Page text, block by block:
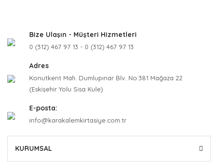
Bize Ulaşın - Müşteri Hizmetleri
0 (312) 467 97 13 - 0 (312) 467 97 13
Adres
Konutkent Mah. Dumlupınar Blv. No:381 Mağaza 22
(Eskişehir Yolu Sisa Kule)
E-posta:
info@karakalemkirtasiye.com.tr
KURUMSAL